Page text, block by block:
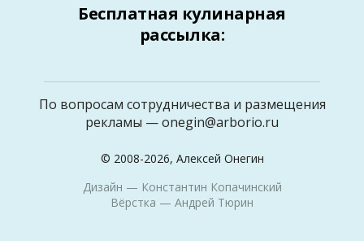
Бесплатная кулинарная
рассылка:
По вопросам сотрудничества и размещения
рекламы —onegin@arborio.ru
© 2008-2026, Алексей Онегин
Дизайн — Константин Копачинский
Вёрстка — Андрей Тюрин